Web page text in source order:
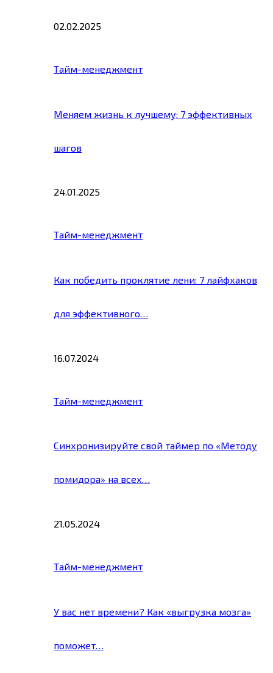
02.02.2025
Тайм-менеджмент
Меняем жизнь к лучшему: 7 эффективных
шагов
24.01.2025
Тайм-менеджмент
Как победить проклятие лени: 7 лайфхаков
для эффективного…
16.07.2024
Тайм-менеджмент
Синхронизируйте свой таймер по «Методу
помидора» на всех…
21.05.2024
Тайм-менеджмент
У вас нет времени? Как «выгрузка мозга»
поможет…